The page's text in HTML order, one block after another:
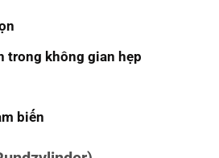
trong không gian hẹp
biến